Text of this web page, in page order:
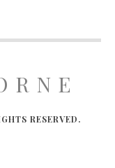
RESERVED.